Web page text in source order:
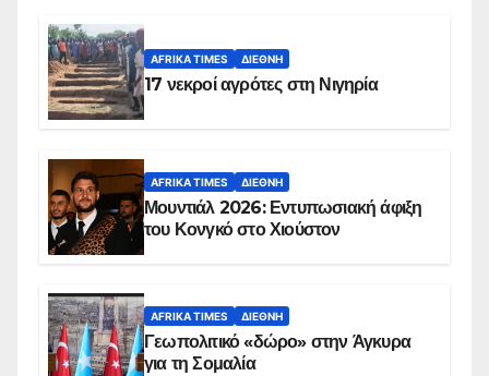
AFRIKA TIMES ΔΙΕΘΝΉ
17 νεκροί αγρότες στη Νιγηρία
AFRIKA TIMES ΔΙΕΘΝΉ
Μουντιάλ 2026: Εντυπωσιακή άφιξη
του Κονγκό στο Χιούστον
AFRIKA TIMES ΔΙΕΘΝΉ
Γεωπολιτικό «δώρο» στην Άγκυρα
για τη Σομαλία